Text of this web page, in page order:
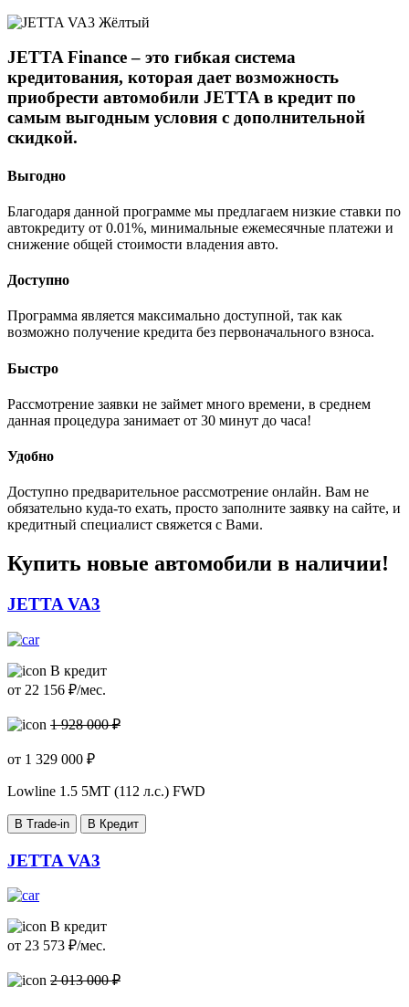
JETTA Finance– это гибкая система
кредитования, которая дает возможность
приобрести автомобили JETTAв кредит по
самым выгодным условия с дополнительной
скидкой.
Выгодно
Благодаря данной программе мы предлагаем низкие ставки по
автокредиту от 0.01%, минимальные ежемесячные платежи и
снижение общей стоимости владения авто.
Доступно
Программа является максимально доступной, так как
возможно получение кредита без первоначального взноса.
Быстро
Рассмотрение заявки не займет много времени, в среднем
данная процедура занимает от 30 минут до часа!
Удобно
Доступно предварительное рассмотрение онлайн. Вам не
обязательно куда-то ехать, просто заполните заявку на сайте, и
кредитный специалист свяжется с Вами.
Купить новые автомобили в наличии!
JETTA VA3
В кредит
от 22 156 ₽/мес.
1 928 000 ₽
от 1 329 000 ₽
Lowline 1.5 5MT (112 л.с.) FWD
В Trade-in В Кредит
JETTA VA3
В кредит
от 23 573 ₽/мес.
2 013 000 ₽